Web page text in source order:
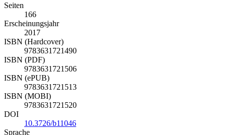
Seiten
166
Erscheinungsjahr
2017
ISBN (Hardcover)
9783631721490
ISBN (PDF)
9783631721506
ISBN (ePUB)
9783631721513
ISBN (MOBI)
9783631721520
DOI
10.3726/b11046
Sprache